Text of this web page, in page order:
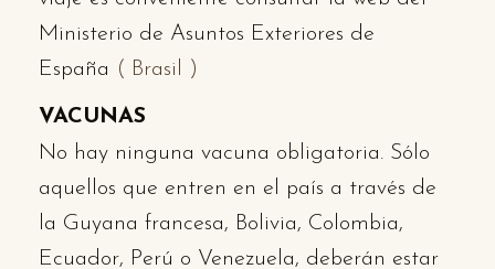
Ministerio de Asuntos Exteriores de
España ( Brasil )
VACUNAS
No hay ninguna vacuna obligatoria. Sólo
aquellos que entren en el país a través de
la Guyana francesa, Bolivia, Colombia,
Ecuador, Perú o Venezuela, deberán estar